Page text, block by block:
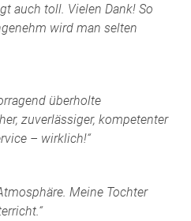
auch toll. Vielen Dank! So
wird man selten
überholte
zuverlässiger, kompetenter
– wirklich!“
Meine Tochter